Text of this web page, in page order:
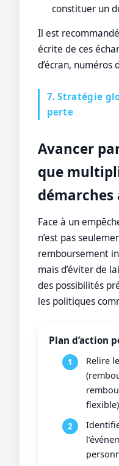
constituer un
Il est
écrite de ces
d’écran, numéros
7. Stratégie
perte
Avancer
que
démarches
Face à un
n’est pas
remboursement
mais d’éviter de
des possibilités
les politiques
Plan d’action
Relire